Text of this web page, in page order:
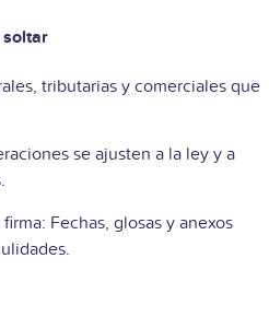
soltar
tributarias y comerciales que
se ajusten a la ley y a
Fechas, glosas y anexos